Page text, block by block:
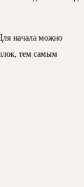
начала можно
тем самым